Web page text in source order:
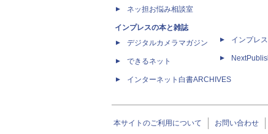
ネッ担お悩み相談室
インプレスの本と雑誌
デジタルカメラマガジン
できるネット
インターネット白書ARCHIVES
インプレ
本サイトのご利用について お問い合わせ